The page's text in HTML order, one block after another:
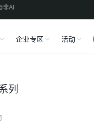
非AI
企业专区 活动
列